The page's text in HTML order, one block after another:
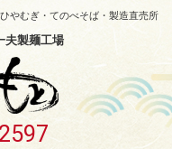
やむぎ・てのべそば・製造直売所
製麺工場